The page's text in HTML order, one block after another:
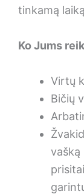
tinkamą
Ko Jums
Virtų
Bičių
vašką